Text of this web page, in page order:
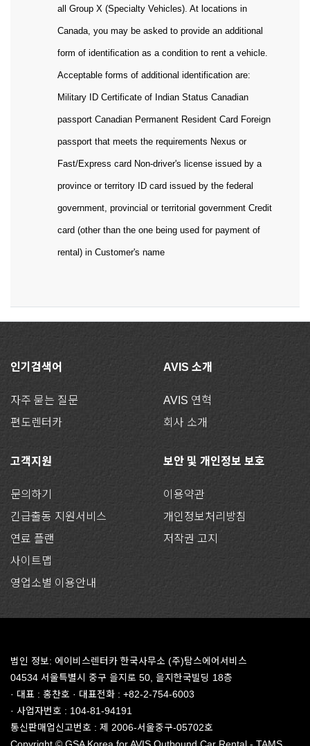
all Group X (Specialty Vehicles). At locations in
Canada, you may be asked to provide an additional
form of identification as a condition to rent a vehicle.
Acceptable forms of additional identification are:
Military ID Certificate of Indian Status Canadian
passport Canadian Permanent Resident Card Foreign
passport that meets the requirements Nexus or
Fast/Express card Non-driver's license issued by a
province or territory ID card issued by the federal
government, provincial or territorial government Credit
card (other than the one being used for payment of
rental) in Customer's name
인기검색어
자주 묻는 질문
편도렌터카
AVIS 소개
AVIS 연혁
회사 소개
고객지원
문의하기
긴급출동 지원서비스
연료 플랜
사이트맵
영업소별 이용안내
보안 및 개인정보 보호
이용약관
개인정보처리방침
저작권 고지
법인 정보: 에이비스렌터카 한국사무소 (주)탐스에어서비스
04534 서울특별시 중구 을지로 50, 을지한국빌딩 18층
· 대표 : 홍찬호 · 대표전화 : +82-2-754-6003
· 사업자번호 : 104-81-94191
통신판매업신고번호 : 제 2006-서울중구-05702호